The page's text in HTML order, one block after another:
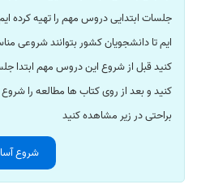
جلسات ابتدایی دروس مهم را تهیه کرده
ایم تا دانشجویان کشور بتوانند شروعی
کنید قبل از شروع این دروس مهم ابتدا
کنید و بعد از روی کتاب ها مطالعه را
براحتی در زیر مشاهده کنید
شروع